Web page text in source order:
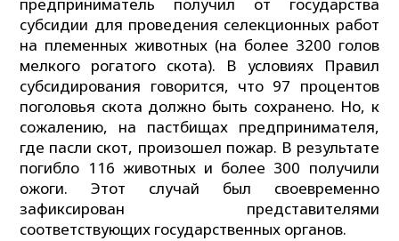
субсидии для проведения селекционных работ
на племенных животных (на более 3200 голов
мелкого рогатого скота). В условиях Правил
субсидирования говорится, что 97 процентов
поголовья скота должно быть сохранено. Но, к
сожалению, на пастбищах предпринимателя,
где пасли скот, произошел пожар. В результате
погибло 116 животных и более 300 получили
ожоги. Этот случай был своевременно
зафиксирован представителями
соответствующих государственных органов.